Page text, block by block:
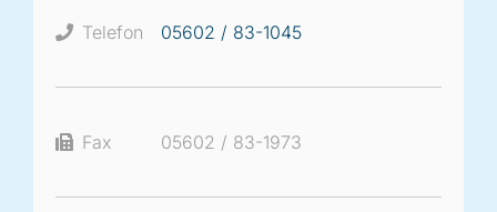
Telefon 05602 / 83-1045
Fax 05602 / 83-1973